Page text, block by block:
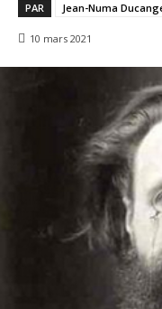
PAR Jean-Numa
10 mars 2021